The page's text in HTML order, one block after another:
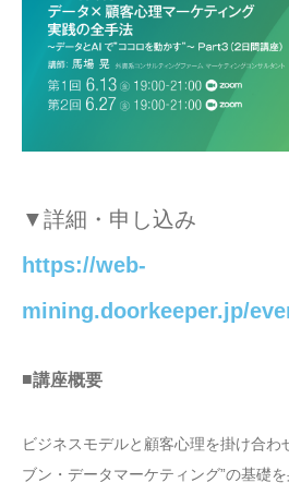
▼詳細・申し込み
https://web-
mining.doorkeeper.jp/
■講座概要
ビジネスモデルと顧客心理を掛け合わ
ブン・データマーケティング”の基礎